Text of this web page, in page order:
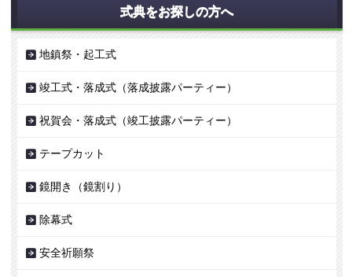
式典をお探しの方へ
地鎮祭・起工式
竣工式・落成式（落成披露パーティー）
祝賀会・落成式（竣工披露パーティー）
テープカット
鏡開き（鏡割り）
除幕式
安全祈願祭